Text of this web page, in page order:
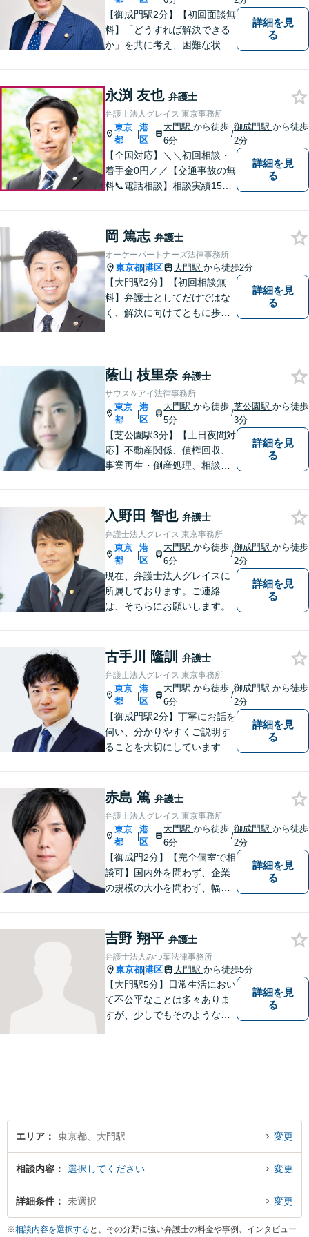
【御成門駅2分】【初回面談無
料】「どうすれば解決できる
か」を共に考え、困難な状況
くことが、解決への近道にな
ります。どんなご相談でも、
どうぞお気軽にお声がけくだ
さい。【夜間や休日相談も対
応可能】
詳細を見
る
永渕 友也 弁護士
弁護士法人グレイス 東京事務所
東京
都
|
港
区
大門駅から徒歩
6分
/
御成門駅から徒歩
2分
【全国対応】＼＼初回相談・
着手金0円／／【交通事故の無
料📞電話相談】相談実績1500
ます！保険会社から提示され
る賠償金はほとんどの場合増
額が可能です。保険会社との
交渉はお任せください。
詳細を見
る
岡 篤志 弁護士
オーケーパートナーズ法律事務所
東京都|港区 大門駅 から徒歩2分
【大門駅2分】【初回相談無
料】弁護士としてだけではな
く、解決に向けてともに歩む
た最適なプラン・解決策をご
提案いたします。お一人で悩
まず、まずはお気軽にご相談
ください。
詳細を見
る
蔭山 枝里奈 弁護士
サウス＆アイ法律事務所
東京
都
|
港
区
大門駅から徒歩
5分
/
芝公園駅から徒歩
3分
【芝公園駅3分】【土日夜間対
応】不動産関係、債権回収、
事業再生・倒産処理、相談で
精神のある弁護を行います！
複数の弁護士が在籍】
詳細を見
る
入野田 智也 弁護士
弁護士法人グレイス 東京事務所
東京
都
|
港
区
大門駅から徒歩
6分
/
御成門駅から徒歩
2分
現在、弁護士法人グレイスに
所属しております。ご連絡
は、そちらにお願いします。
詳細を見
る
古手川 隆訓 弁護士
弁護士法人グレイス 東京事務所
東京
都
|
港
区
大門駅から徒歩
6分
/
御成門駅から徒歩
2分
【御成門駅2分】丁寧にお話を
伺い、分かりやすくご説明す
ることを大切にしています！
えていきます。「安心して相
談できる弁護士」を目指して
います【夜間や休日相談も対
応可能】【メール・電話・WE
B相談可】
詳細を見
る
赤島 篤 弁護士
弁護士法人グレイス 東京事務所
東京
都
|
港
区
大門駅から徒歩
6分
/
御成門駅から徒歩
2分
【御成門2分】【完全個室で相
談可】国内外を問わず、企業
の規模の大小を問わず、幅広
リスクを軽減できますので、
まずはお気軽にご相談いただ
ければと存じます。
詳細を見
る
吉野 翔平 弁護士
弁護士法人みつ葉法律事務所
東京都|港区 大門駅 から徒歩5分
【大門駅5分】日常生活におい
て不公平なことは多々ありま
すが、少しでもそのようなこ
詳細を見
る
エリア 東京都、大門駅 変更
相談内容 選択してください 変更
詳細条件 未選択 変更
※相談内容を選択する と、その分野に強い弁護士の料金や事例、インタビュー